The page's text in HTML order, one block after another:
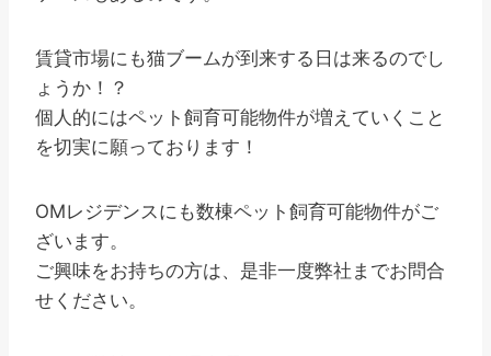
賃貸市場にも猫ブームが到来する日は来るのでし
ょうか！？
個人的にはペット飼育可能物件が増えていくこと
を切実に願っております！
OMレジデンスにも数棟ペット飼育可能物件がご
ざいます。
ご興味をお持ちの方は、是非一度弊社までお問合
せください。